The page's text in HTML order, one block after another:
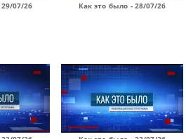
07/26 Как это было - 28/07/26